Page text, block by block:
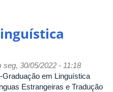
30/05/2022 - 11:18
em Linguística
Estrangeiras e Tradução